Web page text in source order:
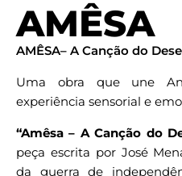
AMÊSA
AMÊSA– A Canção do
Uma obra que une
experiência sensorial e
“Amêsa – A Canção do
peça escrita por José
da guerra de